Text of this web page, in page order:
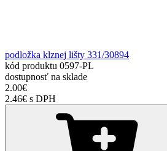
podložka klznej lišty 331/30894
kód produktu 0597-PL
dostupnosť na sklade
2.00€
2.46€ s DPH